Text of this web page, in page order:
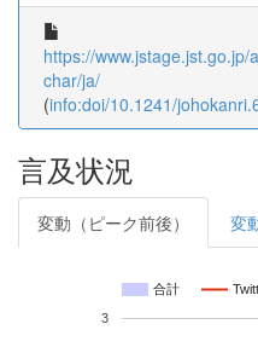
https://
char/ja/
(info:doi/10.1241/
言及状況
変動（ピーク前後） 変
合計
3